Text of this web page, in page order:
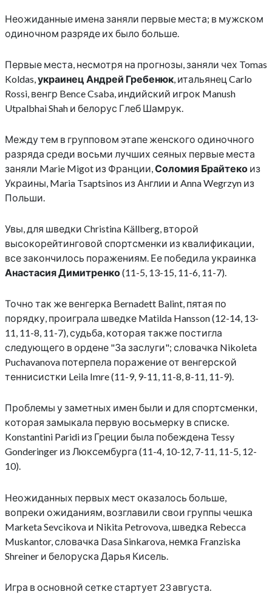
Неожиданные имена заняли первые места; в мужском
одиночном разряде их было больше.
Первые места, несмотря на прогнозы, заняли чех Tomas
Koldas, украинец Андрей Гребенюк , итальянец Carlo
Rossi, венгр Bence Csaba, индийский игрок Manush
Utpalbhai Shah и белорус Глеб Шамрук.
Между тем в групповом этапе женского одиночного
разряда среди восьми лучших сеяных первые места
заняли Marie Migot из Франции,Соломия Брайтеко из
Украины, Maria Tsaptsinos из Англии и Anna Wegrzyn из
Польши.
Увы, для шведки Christina Källberg, второй
высокорейтинговой спортсменки из квалификации,
все закончилось поражениям. Ее победила украинка
Анастасия Димитренко(11-5, 13-15, 11-6, 11-7).
Точно так же венгерка Bernadett Balint, пятая по
порядку, проиграла шведке Matilda Hansson (12-14, 13-
11, 11-8, 11-7), судьба, которая также постигла
следующего в ордене "За заслуги"; словачка Nikoleta
Puchavanova потерпела поражение от венгерской
теннисистки Leila Imre (11-9, 9-11, 11-8, 8-11, 11-9).
Проблемы у заметных имен были и для спортсменки,
которая замыкала первую восьмерку в списке.
Konstantini Paridi из Греции была побеждена Tessy
Gonderinger из Люксембурга (11-4, 10-12, 7-11, 11-5, 12-
10).
Неожиданных первых мест оказалось больше,
вопреки ожиданиям, возглавили свои группы чешка
Marketa Sevcikova и Nikita Petrovova, шведка Rebecca
Muskantor, словачка Dasa Sinkarova, немка Franziska
Shreiner и белоруска Дарья Кисель.
Игра в основной сетке стартует 23 августа.